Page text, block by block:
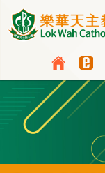
移至主內容